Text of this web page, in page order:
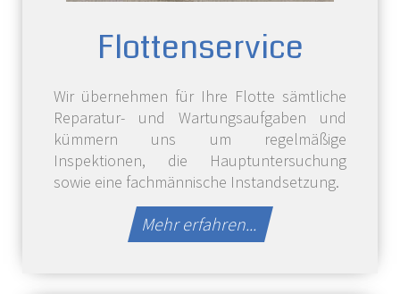
Flotten­service
Wir übernehmen für Ihre Flotte sämtliche
Reparatur- und Wartungsaufgaben und
kümmern uns um regelmäßige
Inspektionen, die Hauptuntersuchung
sowie eine fachmännische Instandsetzung.
Mehr erfahren...